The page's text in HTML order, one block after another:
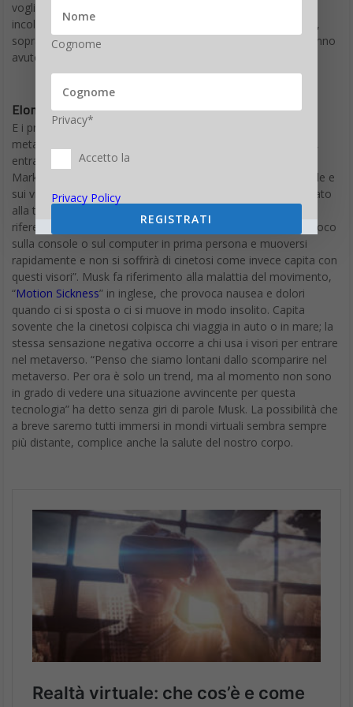
voglia di esplorare degli utilizzatori mette a rischio la loro
incolumità. Per questo saranno necessarie delle precauzioni,
soprattutto dato il boom dei visori per realtà virtuale che hanno
avuto un aumento delle vendite del 70% nel 2021.
Elon Musk: il metaverso è scomodo
E i problemi a muscoli e ossa non solo l’unico difetto del
metaverso. Perfino
è intervenuto sulla questione,
entrando nel campo di interesse dell’altro magnate del web
Mark Zuckerberg che sta puntando molto sulla novità virtuale e
sui visori tech. “Diventa scomodo avere questo oggetto legato
alla testa per tutto il tempo – ha detto il patron di Tesla
riferendosi agli speciali occhiali – si può giocare a un videogioco
sulla console o sul computer in prima persona e muoversi
rapidamente e non si soffrirà di cinetosi come invece capita con
questi visori”. Musk fa riferimento alla malattia del movimento,
“Motion Sickness” in inglese, che provoca nausea e dolori
quando ci si sposta o ci si muove in modo insolito. Capita
sovente che la cinetosi colpisca chi viaggia in auto o in mare; la
stessa sensazione negativa occorre a chi usa i visori per entrare
nel metaverso. “Penso che siamo lontani dallo scomparire nel
metaverso. Per ora è solo un trend, ma al momento non sono
in grado di vedere una situazione avvincente per questa
tecnologia” ha detto senza giri di parole Musk. La possibilità che
a breve saremo tutti immersi in mondi virtuali sembra sempre
più distante, complice anche la salute del nostro corpo.
Cognome
Privacy*
Accetto la
Privacy Policy
REGISTRATI